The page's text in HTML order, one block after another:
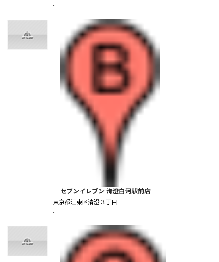
-
セブンイレブン 清澄白河駅前店
東京都江東区清澄３丁目
-